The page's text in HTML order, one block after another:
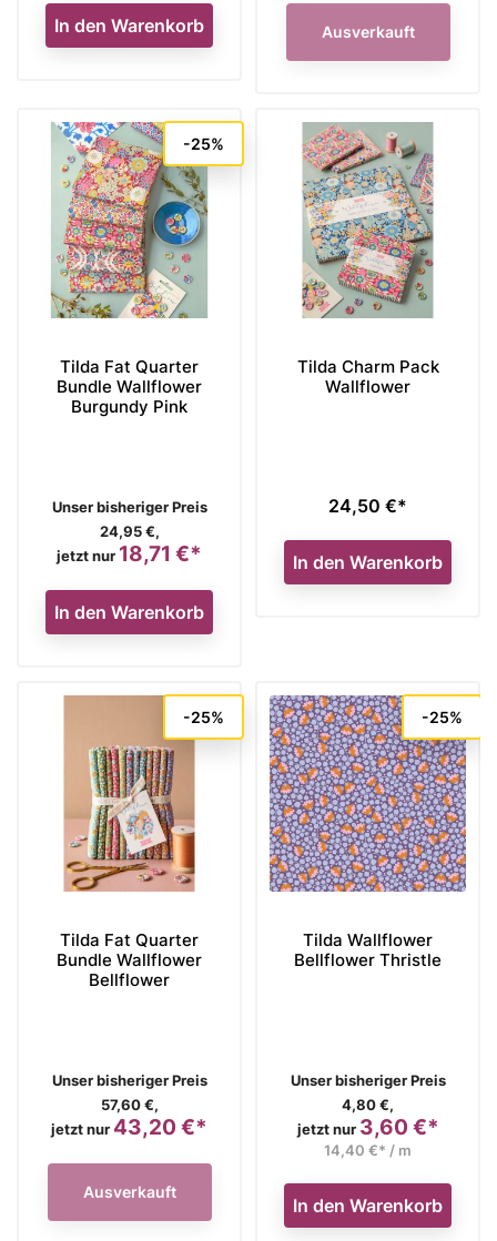
In den Warenkorb Ausverkauft
Tilda Fat Quarter
Bundle Wallflower
Burgundy Pink
Verkaufspreis
Unser bisheriger Preis
24,95 €,
jetzt nur
-25%
Preis
18,71 €*
In den Warenkorb
Tilda Charm Pack
Wallflower
Preis
24,50 €*
In den Warenkorb
Tilda Fat Quarter
Bundle Wallflower
Bellflower
Verkaufspreis
Unser bisheriger Preis
57,60 €,
jetzt nur
-25%
Preis
43,20 €*
Ausverkauft
Tilda Wallflower
Bellflower Thristle
Verkaufspreis
Unser bisheriger Preis
4,80 €,
jetzt nur
-25%
Preis
3,60 €*
14,40 €* / m
In den Warenkorb